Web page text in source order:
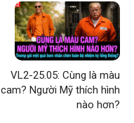
VL2-25.05: Cùng là màu
cam? Người Mỹ thích hình
nào hơn?